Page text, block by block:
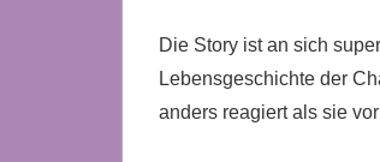
Die Story ist an sich
Lebensgeschichte der
anders reagiert als sie